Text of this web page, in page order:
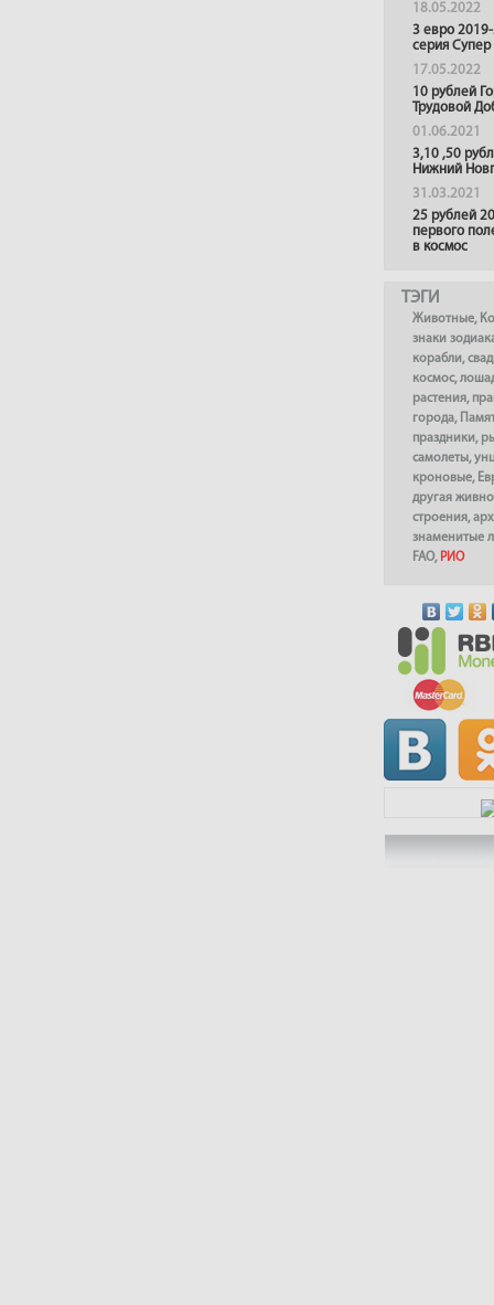
18.05.2022
3 евро
серия
17.05.2022
10 рублей
Трудовой
01.06.2021
3,10 ,50
Нижний
31.03.2021
25 рублей
первого
в космос
ТЭГИ
Животные,
знаки
корабли,
космос,
растения,
города,
праздники,
самолеты,
кроновые,
другая
строения,
знаменитые
FAO, РИО